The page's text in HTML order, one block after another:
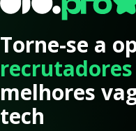
Torne-se a
recrutadores
melhores
tech